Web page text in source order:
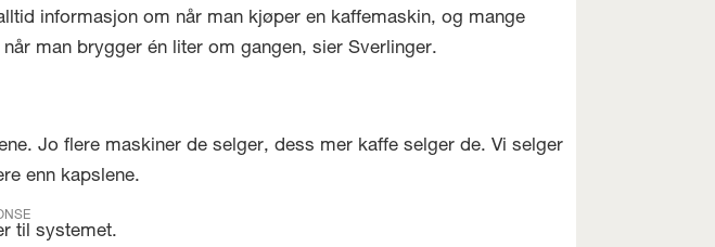
informasjon om når man kjøper en kaffemaskin, og mange
man brygger én liter om gangen, sier Sverlinger.
Jo flere maskiner de selger, dess mer kaffe selger de. Vi selger
enn kapslene.
til systemet.